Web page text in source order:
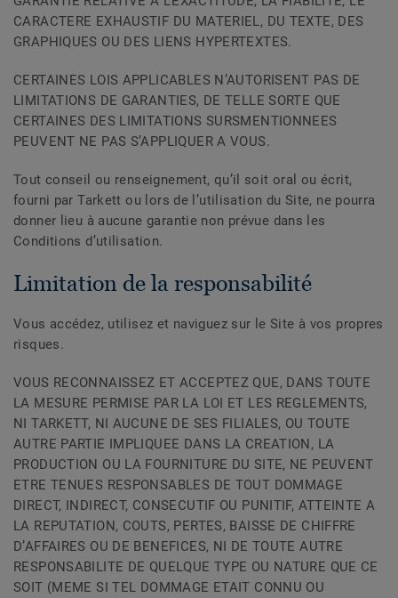
CARACTERE EXHAUSTIF DU MATERIEL, DU TEXTE, DES
GRAPHIQUES OU DES LIENS HYPERTEXTES.
CERTAINES LOIS APPLICABLES N’AUTORISENT PAS DE
LIMITATIONS DE GARANTIES, DE TELLE SORTE QUE
CERTAINES DES LIMITATIONS SURSMENTIONNEES
PEUVENT NE PAS S’APPLIQUER A VOUS.
Tout conseil ou renseignement, qu’il soit oral ou écrit,
fourni par Tarkett ou lors de l’utilisation du Site, ne pourra
donner lieu à aucune garantie non prévue dans les
Conditions d’utilisation.
Limitation de la responsabilité
Vous accédez, utilisez et naviguez sur le Site à vos propres
risques.
VOUS RECONNAISSEZ ET ACCEPTEZ QUE, DANS TOUTE
LA MESURE PERMISE PAR LA LOI ET LES REGLEMENTS,
NI TARKETT, NI AUCUNE DE SES FILIALES, OU TOUTE
AUTRE PARTIE IMPLIQUEE DANS LA CREATION, LA
PRODUCTION OU LA FOURNITURE DU SITE, NE PEUVENT
ETRE TENUES RESPONSABLES DE TOUT DOMMAGE
DIRECT, INDIRECT, CONSECUTIF OU PUNITIF, ATTEINTE A
LA REPUTATION, COUTS, PERTES, BAISSE DE CHIFFRE
D’AFFAIRES OU DE BENEFICES, NI DE TOUTE AUTRE
RESPONSABILITE DE QUELQUE TYPE OU NATURE QUE CE
SOIT (MEME SI TEL DOMMAGE ETAIT CONNU OU